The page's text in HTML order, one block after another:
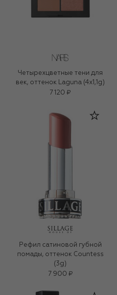
Четырехцветные тени для
век, оттенок Laguna (4x1,1g)
7 120 ₽
Рефил сатиновой губной
помады, оттенок Countess
(3g)
7 900 ₽